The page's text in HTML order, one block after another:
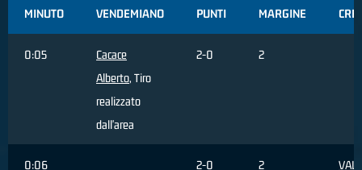
MINUTO
VENDEMIANO
PUNTI MARGINE
0:05
Cacace
Alberto, Tiro
realizzato
dall'area
2-0 2
0:06 2-0 2